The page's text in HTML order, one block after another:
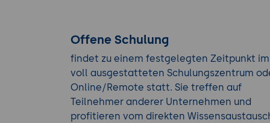
Offene Schulung
findet zu einem festgelegten Zeitpunkt im
voll ausgestatteten Schulungszentrum
Online/Remote statt. Sie treffen auf
Teilnehmer anderer Unternehmen und
profitieren vom direkten